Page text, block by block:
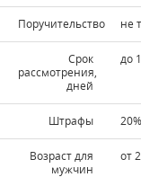
Поручительство не
Срок
рассмотрения,
дней
до 1
Штрафы
Возраст для
мужчин
от